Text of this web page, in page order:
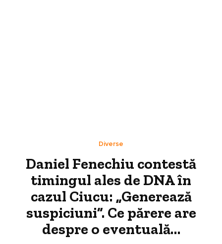
Diverse
Daniel Fenechiu contestă
timingul ales de DNA în
cazul Ciucu: „Generează
suspiciuni”. Ce părere are
despre o eventuală…